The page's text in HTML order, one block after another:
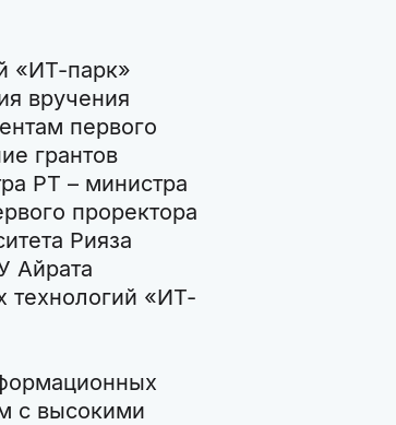
«ИТ-парк»
вручения
первого
грантов
РТ – министра
проректора
Рияза
Айрата
технологий «ИТ-
с высокими